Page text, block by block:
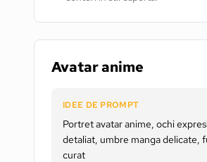
Avatar anime
IDEE DE PROMPT
Portret avatar anime, ochi
detaliat, umbre manga delicate,
curat